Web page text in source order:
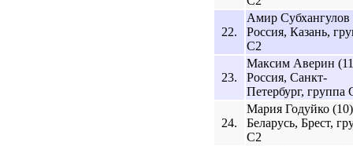
22.
Амир Субхангулов
Россия, Казань,
C2
23.
Максим Аверин
Россия, Санкт-
Петербург, группа
24.
Мария Годуйко
Беларусь, Брест,
C2